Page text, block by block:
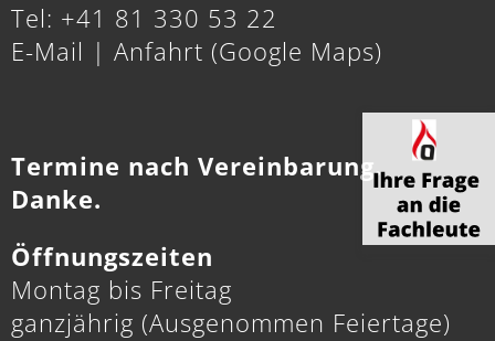
Tel: +41 81 330 53 22
E-Mail | Anfahrt (Google Maps)
Termine nach Vereinbarung.
Danke.
Öffnungszeiten
Montag bis Freitag
ganzjährig (Ausgenommen Feiertage)